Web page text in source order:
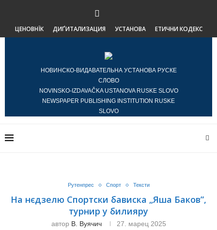
ЦЕНОВНЇК ДИҐИТАЛИЗАЦИЯ УСТАНОВА ЕТИЧНИ КОДЕКС
НОВИНСКО-ВИДАВАТЕЛЬНА УСТАНОВА РУСКЕ
СЛОВО
NOVINSKO-IZDAVAČKA USTANOVA RUSKE SLOVO
NEWSPAPER PUBLISHING INSTITUTION RUSKE
SLOVO
Рутенпрес Спорт Тексти
На нєдзелю Спортски бависка „Яша Баков”,
турнир у билияру
автор В. Вуячич 27. марец 2025